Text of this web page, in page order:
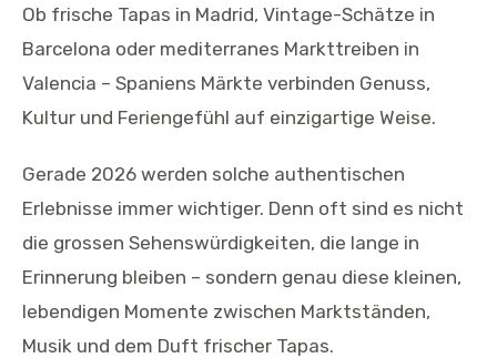
Ob frische Tapas in Madrid, Vintage-Schätze in
Barcelona oder mediterranes Markttreiben in
Valencia – Spaniens Märkte verbinden Genuss,
Kultur und Feriengefühl auf einzigartige Weise.
Gerade 2026 werden solche authentischen
Erlebnisse immer wichtiger. Denn oft sind es nicht
die grossen Sehenswürdigkeiten, die lange in
Erinnerung bleiben – sondern genau diese kleinen,
lebendigen Momente zwischen Marktständen,
Musik und dem Duft frischer Tapas.